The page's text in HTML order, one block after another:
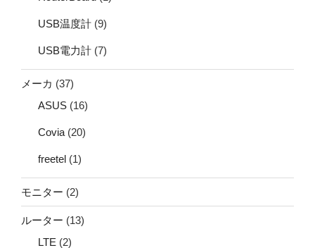
USB温度計 (9)
USB電力計 (7)
メーカ (37)
ASUS (16)
Covia (20)
freetel (1)
モニター (2)
ルーター (13)
LTE (2)